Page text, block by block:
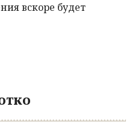
вскоре будет